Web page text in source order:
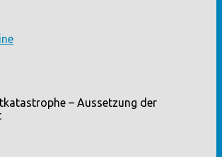
– Aussetzung der